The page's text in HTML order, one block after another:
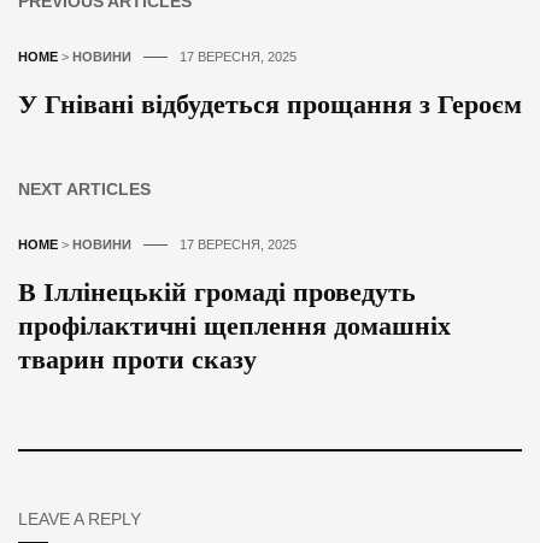
HOME > НОВИНИ 17 ВЕРЕСНЯ, 2025
У Гнівані відбудеться прощання з Героєм
NEXT ARTICLES
HOME > НОВИНИ 17 ВЕРЕСНЯ, 2025
В Іллінецькій громаді проведуть
профілактичні щеплення домашніх
тварин проти сказу
LEAVE A REPLY